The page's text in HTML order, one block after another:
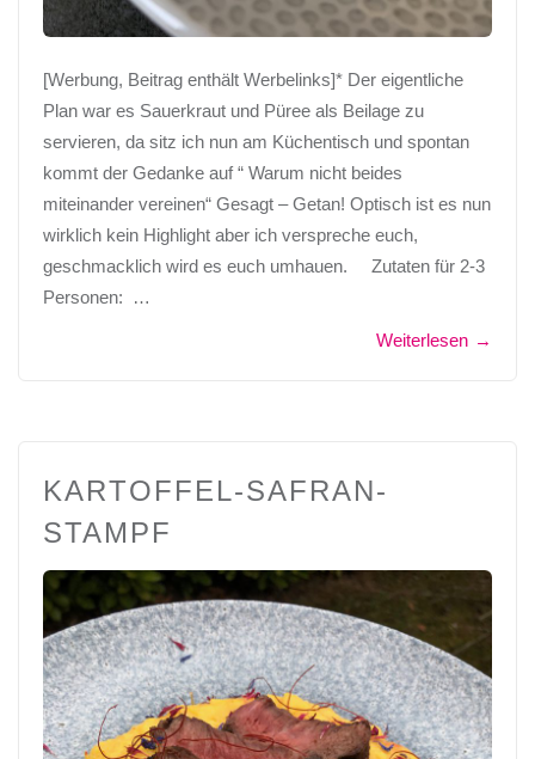
[Werbung, Beitrag enthält Werbelinks]* Der eigentliche
Plan war es Sauerkraut und Püree als Beilage zu
servieren, da sitz ich nun am Küchentisch und spontan
kommt der Gedanke auf “ Warum nicht beides
miteinander vereinen“ Gesagt – Getan! Optisch ist es nun
wirklich kein Highlight aber ich verspreche euch,
geschmacklich wird es euch umhauen. Zutaten für 2-3
Personen: …
Weiterlesen →
KARTOFFEL-SAFRAN-
STAMPF